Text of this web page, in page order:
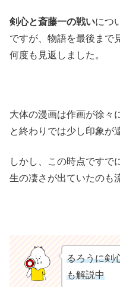
剣心と斎藤一の戦いにつ
ですが、物語を最後まで
何度も見返しました。
大体の漫画は作画が徐々
と終わりでは少し印象が
しかし、この時点ですで
生の凄さが出ていたのも
るろうに剣
も解説中